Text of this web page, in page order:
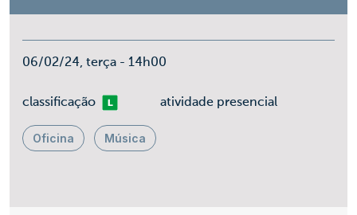
06/02/24, terça - 14h00
classificaçãoLivre atividade presencial
Oficina Música